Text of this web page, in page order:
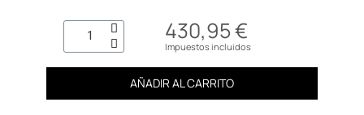
430,95 €
Impuestos incluidos
AÑADIR AL CARRITO